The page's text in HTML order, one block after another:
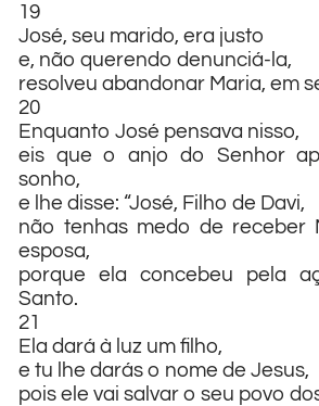
19
José, seu marido, era justo
e, não querendo denunciá-la,
resolveu abandonar Maria, em
20
Enquanto José pensava nisso,
eis que o anjo do Senhor
sonho,
e lhe disse: “José, Filho de Davi,
não tenhas medo de receber
esposa,
porque ela concebeu pela
Santo.
21
Ela dará à luz um filho,
e tu lhe darás o nome de Jesus,
pois ele vai salvar o seu povo